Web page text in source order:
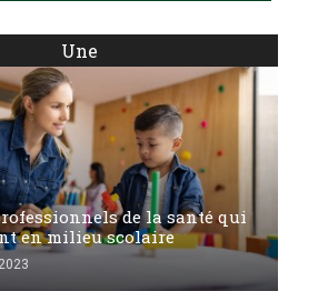
Une
de la santé qui
en milieu scolaire